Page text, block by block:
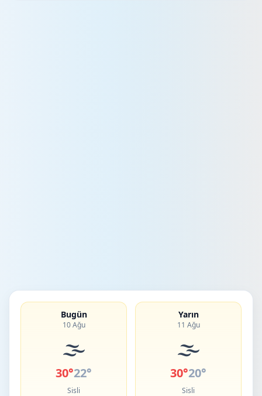
Bugün
10 Ağu
🌫️
30°22°
Sisli
Yarın
11 Ağu
🌫️
30°20°
Sisli